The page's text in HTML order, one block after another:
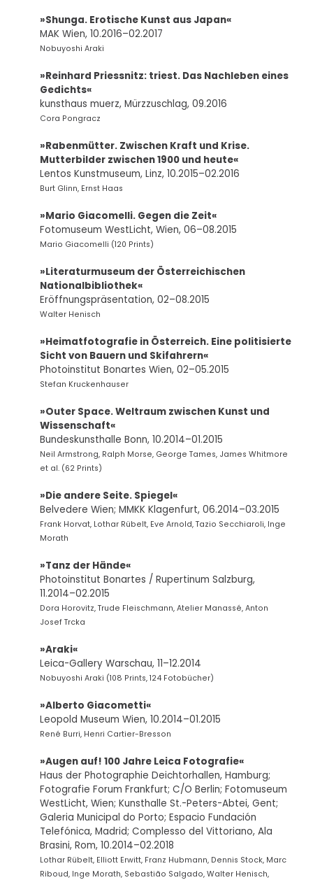
»Shunga. Erotische Kunst aus Japan«
MAK Wien, 10.2016–02.2017
Nobuyoshi Araki
»Reinhard Priessnitz: triest. Das Nachleben eines
Gedichts«
kunsthaus muerz, Mürzzuschlag, 09.2016
Cora Pongracz
»Rabenmütter. Zwischen Kraft und Krise.
Mutterbilder zwischen 1900 und heute«
Lentos Kunstmuseum, Linz, 10.2015–02.2016
Burt Glinn, Ernst Haas
»Mario Giacomelli. Gegen die Zeit«
Fotomuseum WestLicht, Wien, 06–08.2015
Mario Giacomelli (120 Prints)
»Literaturmuseum der Österreichischen
Nationalbibliothek«
Eröffnungspräsentation, 02–08.2015
Walter Henisch
»Heimatfotografie in Österreich. Eine politisierte
Sicht von Bauern und Skifahrern«
Photoinstitut Bonartes Wien, 02–05.2015
Stefan Kruckenhauser
»Outer Space. Weltraum zwischen Kunst und
Wissenschaft«
Bundeskunsthalle Bonn, 10.2014–01.2015
Neil Armstrong, Ralph Morse, George Tames, James Whitmore
et al. (62 Prints)
»Die andere Seite. Spiegel«
Belvedere Wien; MMKK Klagenfurt, 06.2014–03.2015
Frank Horvat, Lothar Rübelt, Eve Arnold, Tazio Secchiaroli, Inge
Morath
»Tanz der Hände«
Photoinstitut Bonartes / Rupertinum Salzburg,
11.2014–02.2015
Dora Horovitz, Trude Fleischmann, Atelier Manassé, Anton
Josef Trcka
»Araki«
Leica-Gallery Warschau, 11–12.2014
Nobuyoshi Araki (108 Prints, 124 Fotobücher)
»Alberto Giacometti«
Leopold Museum Wien, 10.2014–01.2015
René Burri, Henri Cartier-Bresson
»Augen auf! 100 Jahre Leica Fotografie«
Haus der Photographie Deichtorhallen, Hamburg;
Fotografie Forum Frankfurt; C/O Berlin; Fotomuseum
WestLicht, Wien; Kunsthalle St.-Peters-Abtei, Gent;
Galeria Municipal do Porto; Espacio Fundación
Telefónica, Madrid; Complesso del Vittoriano, Ala
Brasini, Rom, 10.2014–02.2018
Lothar Rübelt, Elliott Erwitt, Franz Hubmann, Dennis Stock, Marc
Riboud, Inge Morath, Sebastião Salgado, Walter Henisch,